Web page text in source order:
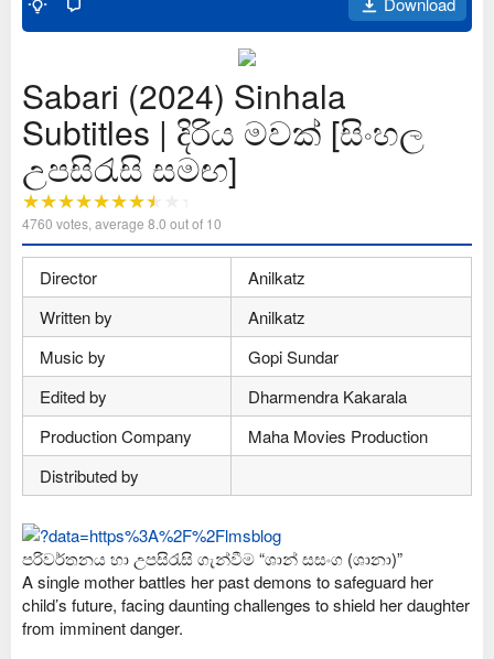
Sabari (2024) Sinhala
Subtitles | දිරිය මවක් [සිංහල
උපසිරැසි සමඟ]
4760 votes, average 8.0 out of 10
Director
Anilkatz
Written by
Anilkatz
Music by
Gopi Sundar
Edited by
Dharmendra Kakarala
Production Company
Maha Movies Production
Distributed by
පරිවර්තනය හා උපසිරැසි ගැන්වීම “ශාන් සසංග (ශානා)”
A single mother battles her past demons to safeguard her
child’s future, facing daunting challenges to shield her daughter
from imminent danger.